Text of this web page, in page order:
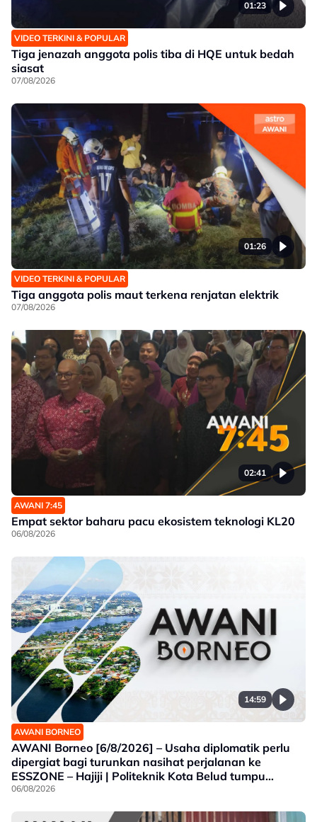
01:23
VIDEO TERKINI & POPULAR
Tiga jenazah anggota polis tiba di HQE untuk bedah
siasat
07/08/2026
01:26
VIDEO TERKINI & POPULAR
Tiga anggota polis maut terkena renjatan elektrik
07/08/2026
02:41
AWANI 7:45
Empat sektor baharu pacu ekosistem teknologi KL20
06/08/2026
14:59
AWANI BORNEO
AWANI Borneo [6/8/2026] – Usaha diplomatik perlu
dipergiat bagi turunkan nasihat perjalanan ke
ESSZONE – Hajiji | Politeknik Kota Belud tumpu
bidang selaras keperluan industri Sabah |
produk tempatan
06/08/2026